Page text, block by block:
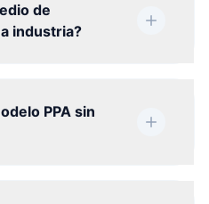
de
industria?
PPA sin